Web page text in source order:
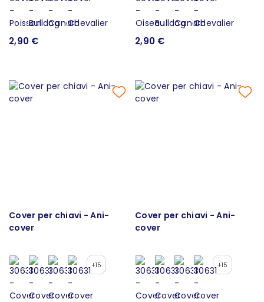
2,90 € 2,90 €
Cover per chiavi - Ani-
cover
+15
Cover per chiavi - Ani-
cover
+15